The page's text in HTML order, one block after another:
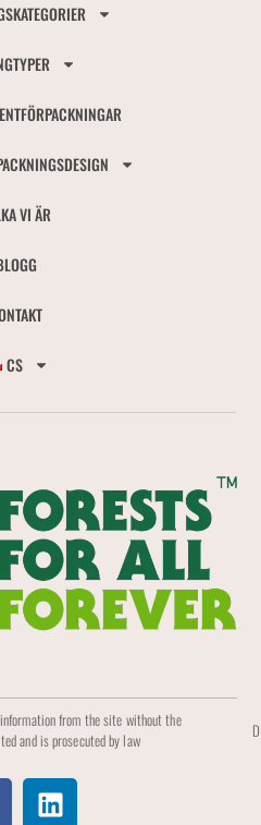
VI ÄR
CS
from the site without the
and is prosecuted by law